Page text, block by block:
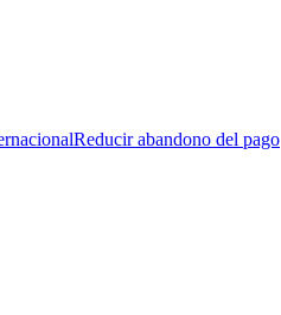
Reducir abandono del pago